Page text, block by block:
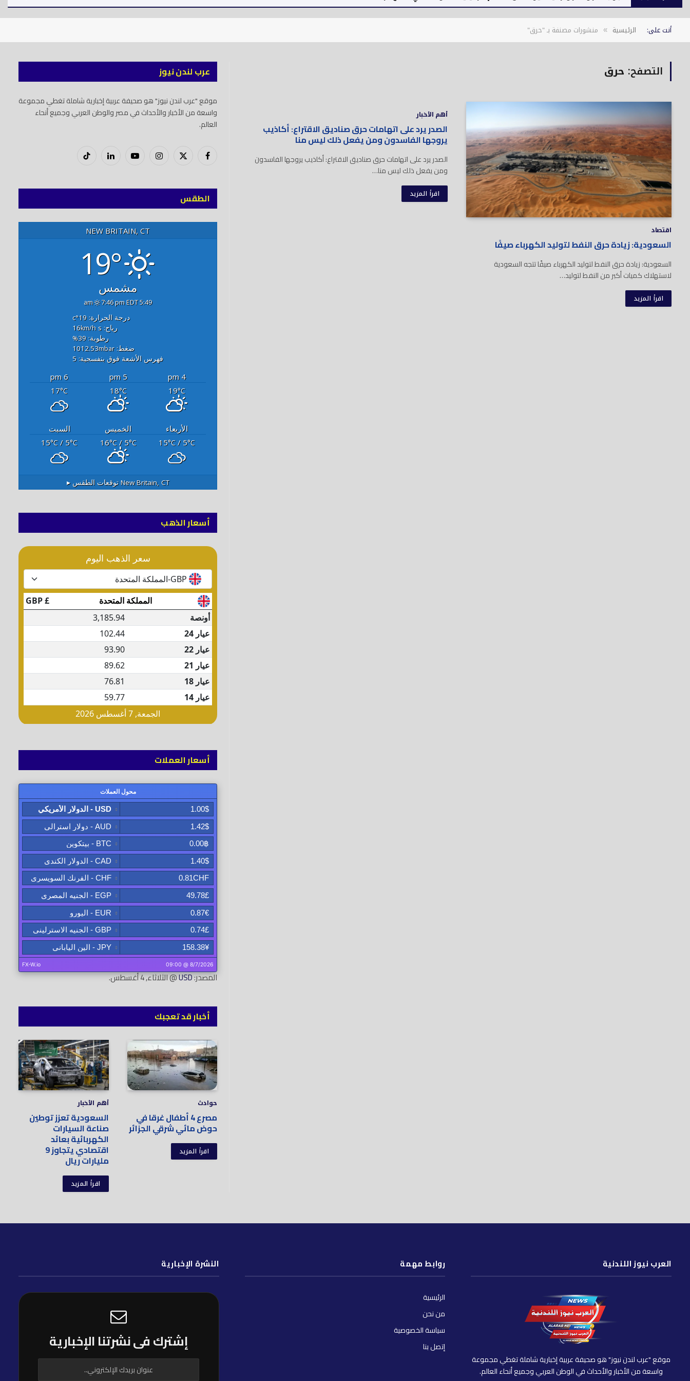
أنت على: الرئيسية » منشورات مصنفة بـ "حرق"
التصفح: حرق
اقتصاد
السعودية: زيادة حرق النفط لتوليد الكهرباء صيفًا
السعودية: زيادة حرق النفط لتوليد الكهرباء صيفًا تتجه السعودية
لاستهلاك كميات أكبر من النفط لتوليد…
اقرأ المزيد
أهم الأخبار
الصدر يرد على اتهامات حرق صناديق الاقتراع: أكاذيب
يروجها الفاسدون ومن يفعل ذلك ليس منا
الصدر يرد على اتهامات حرق صناديق الاقتراع: أكاذيب يروجها الفاسدون
ومن يفعل ذلك ليس منا…
اقرأ المزيد
عرب لندن نيوز
موقع "عرب لندن نيوز" هو صحيفة عربية إخبارية شاملة تغطي مجموعة
واسعة من الأخبار والأحداث في مصر والوطن العربي وجميع أنحاء
العالم.
فيسبوك
X
إنستغرام يوتيوب لينكدود
تيك
الطقس
NEW BRITAIN, CT
19°
مشمس
5:49 am
7:46 pm EDT
درجة الحرارة: 19
°c
رياح: 16 km/h s
رطوبة: 39
%
ضغط: 1012.53mbar
فهرس الأشعة فوق بنفسجية: 5
4 pm
5 pm
6 pm
19°C
18°C
17°C
الأربعاء الخميس
السبت
15°C/ 5°C
16°C/ 5°C
15°C / 5°C
New Britain, CTتوقعات الطقس ▸
أسعار الذهب
أسعار العملات
المصدر:USD@ الثلاثاء, 4 أغسطس.
أخبار قد تعجبك
حوادث
مصرع 4 أطفال غرقا في
حوض مائي شرقي الجزائر
اقرأ المزيد
أهم الأخبار
السعودية تعزز توطين
صناعة السيارات
الكهربائية بعائد
اقتصادي يتجاوز 9
مليارات ريال
اقرأ المزيد
العرب نيوز اللندنية
موقع "عرب لندن نيوز" هو صحيفة عربية إخبارية شاملة تغطي مجموعة
واسعة من الأخبار والأحداث في الوطن العربي وجميع أنحاء العالم.
روابط مهمة
الرئيسية
من نحن
سياسة الخصوصية
إتصل بنا
النشرة الإخبارية
إشترك فى نشرتنا الإخبارية